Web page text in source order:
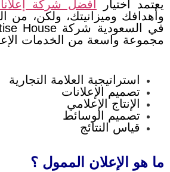
يعتمد اختيار أفضل شركة
وأهدافك وميزانيتك، ولكن، من
مجموعة واسعة من الخدمات
استراتيجية العلامة التجارية
تصميم الإعلانات
الإنتاج الإعلامي
تصميم الوسائط
قياس النتائج
ما هو الإعلان الممول ؟